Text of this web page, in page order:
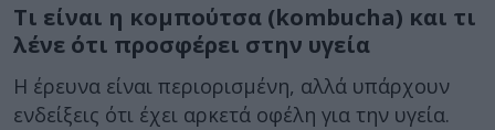
Τι είναι η κομπούτσα (kombucha) και τι
λένε ότι προσφέρει στην υγεία
Η έρευνα είναι περιορισμένη, αλλά υπάρχουν
ενδείξεις ότι έχει αρκετά οφέλη για την υγεία.